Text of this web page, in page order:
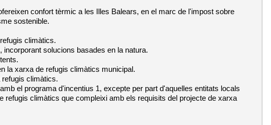
confort tèrmic a les Illes Balears, en el marc de l'impost sobre
sostenible.
climàtics.
solucions basades en la natura.
la xarxa de refugis climàtics municipal.
climàtics.
el programa d'incentius 1, excepte per part d'aquelles entitats locals
refugis climàtics que compleixi amb els requisits del projecte de xarxa